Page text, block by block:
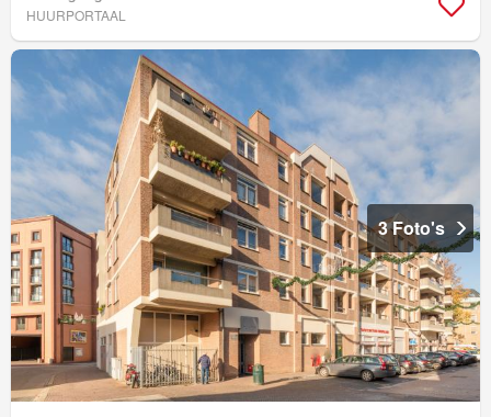
HUURPORTAAL
3 Foto's